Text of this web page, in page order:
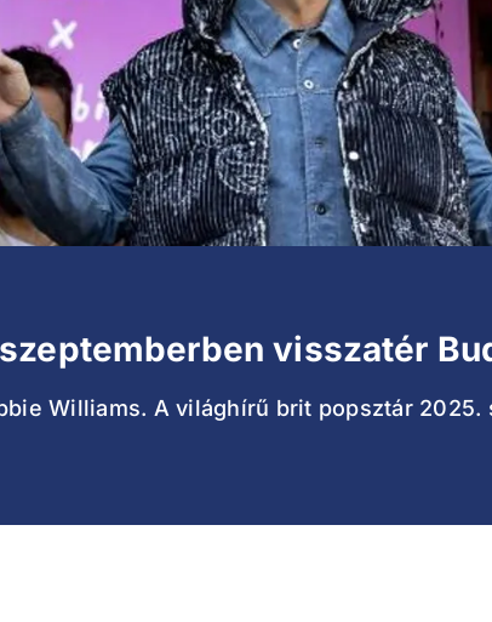
visszatér
Williams. A világhírű brit popsztár